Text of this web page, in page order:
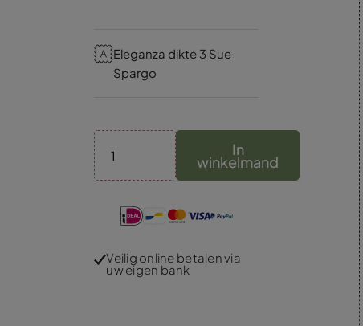
Eleganza dikte 3 Sue
Spargo
In
winkelmand
Veilig online betalen via
uw eigen bank